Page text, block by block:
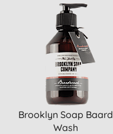
Brooklyn Soap Baard
Wash